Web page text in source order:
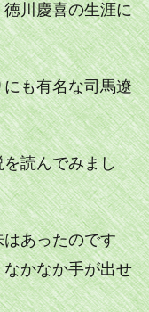
川慶喜の生涯に
も有名な司馬遼
読んでみまし
あったのです
かなか手が出せ